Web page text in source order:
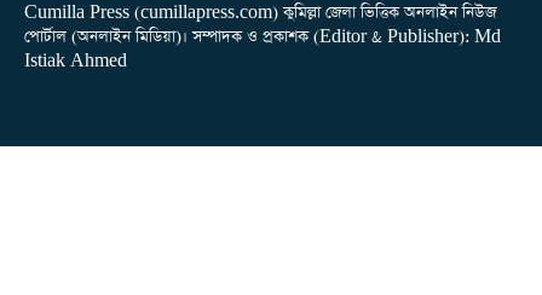
Cumilla Press (cumillapress.com) কুমিল্লা জেলা ভিত্তিক অনলাইন নিউজ
পোর্টাল (অনলাইন মিডিয়া)। সম্পাদক ও প্রকাশক (Editor & Publisher): Md
Istiak Ahmed